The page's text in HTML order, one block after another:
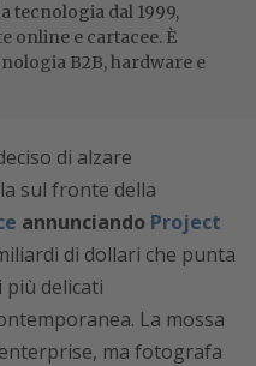
tecnologia dal 1999,
online e cartacee. È
B2B, hardware e
di alzare
sul fronte della
annunciando Project
di dollari che punta
delicati
La mossa
ma fotografa